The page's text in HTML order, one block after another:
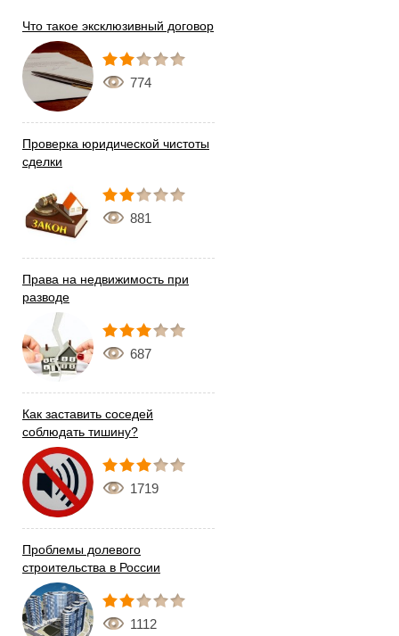
Что такое эксклюзивный договор
774
Проверка юридической чистоты
сделки
881
Права на недвижимость при
разводе
687
Как заставить соседей
соблюдать тишину?
1719
Проблемы долевого
строительства в России
1112